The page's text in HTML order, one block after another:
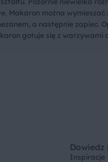
można
a następnie
gotuje się z warzywami
Dowiedz
Inspiracje